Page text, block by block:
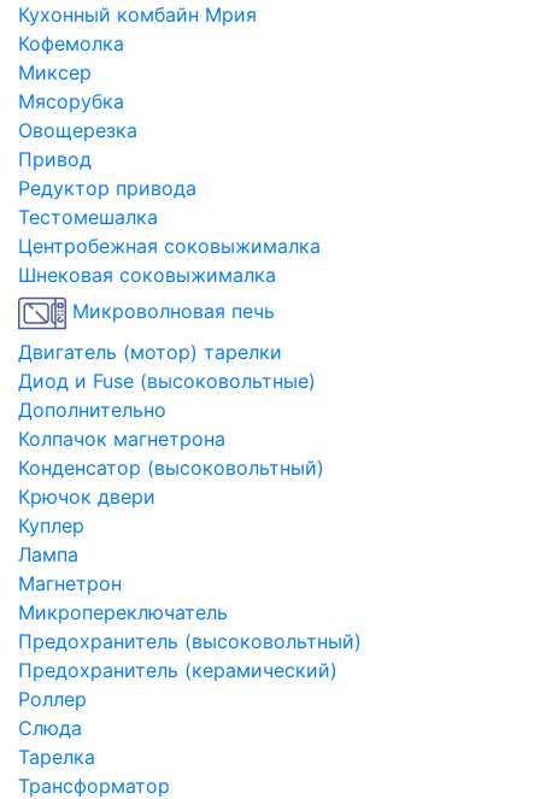
Кухонный комбайн Мрия
Кофемолка
Миксер
Мясорубка
Овощерезка
Привод
Редуктор привода
Тестомешалка
Центробежная соковыжималка
Шнековая соковыжималка
Микроволновая печь
Двигатель (мотор) тарелки
Диод и Fuse (высоковольтные)
Дополнительно
Колпачок магнетрона
Конденсатор (высоковольтный)
Крючок двери
Куплер
Лампа
Магнетрон
Микропереключатель
Предохранитель (высоковольтный)
Предохранитель (керамический)
Роллер
Слюда
Тарелка
Трансформатор